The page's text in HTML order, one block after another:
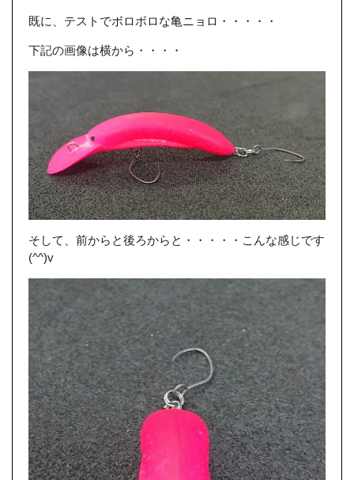
既に、テストでボロボロな亀ニョロ・・・・・
下記の画像は横から・・・・
そして、前からと後ろからと・・・・・こんな感じです
(^^)v